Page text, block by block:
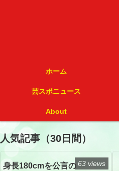
ホーム
芸スポニュース
About
人気記事（30日間）
身長180cmを公言の63 views